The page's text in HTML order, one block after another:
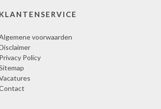
KLANTENSERVICE
voorwaarden
Privacy Policy